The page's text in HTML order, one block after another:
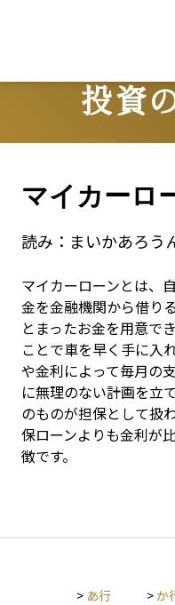
投資
マイカーロ
読み： まいかあろう
マイカーローンとは、
金を金融機関から借り
とまったお金を用意で
ことで車を早く手に入
や金利によって毎月の
に無理のない計画を立
のものが担保として扱
保ローンよりも金利が
徴です。
> あ行 >か